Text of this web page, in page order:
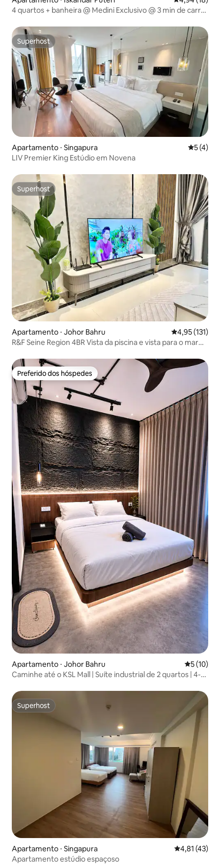
4 quartos + banheira @ Medini Exclusivo @ 3 min de carro
Superhost
Superhost
Apartamento ⋅ Singapura 5 de
5 (4)
LIV Premier King Estúdio em Novena
Superhost
Superhost
Apartamento ⋅ Johor Bahru 4,95 de uma
4,95 (131)
R&F Seine Region 4BR Vista da piscina e vista para o mar
Preferido dos hóspedes
Preferido dos hóspedes
Apartamento ⋅ Johor Bahru 5 de uma
5 (10)
Caminhe até o KSL Mall | Suíte industrial de 2 quartos | 4-5
Superhost
Superhost
Apartamento ⋅ Singapura 4,81 de uma
4,81 (43)
Apartamento estúdio espaçoso